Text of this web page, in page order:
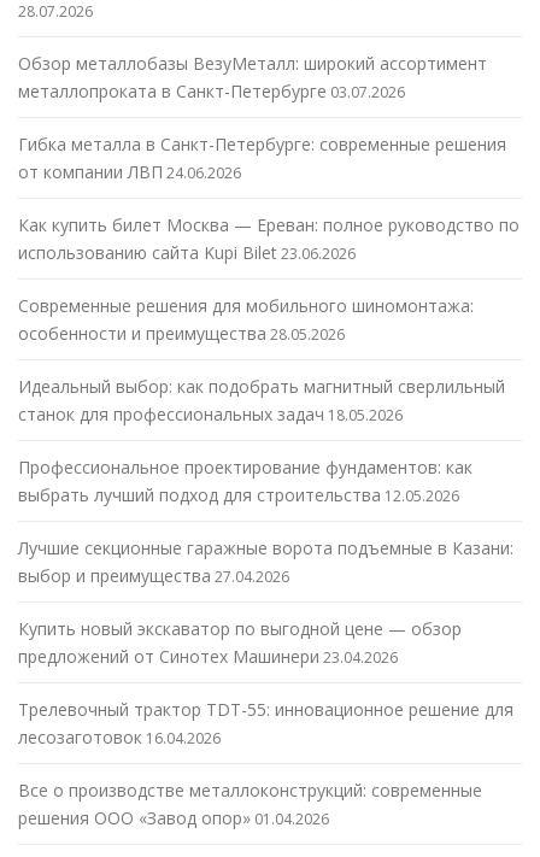
28.07.2026
Обзор металлобазы ВезуМеталл: широкий ассортимент
металлопроката в Санкт-Петербурге 03.07.2026
Гибка металла в Санкт-Петербурге: современные решения
от компании ЛВП 24.06.2026
Как купить билет Москва — Ереван: полное руководство по
использованию сайта Kupi Bilet23.06.2026
Современные решения для мобильного шиномонтажа:
особенности и преимущества 28.05.2026
Идеальный выбор: как подобрать магнитный сверлильный
станок для профессиональных задач 18.05.2026
Профессиональное проектирование фундаментов: как
выбрать лучший подход для строительства 12.05.2026
Лучшие секционные гаражные ворота подъемные в Казани:
выбор и преимущества 27.04.2026
Купить новый экскаватор по выгодной цене — обзор
предложений от Синотех Машинери 23.04.2026
Трелевочный трактор TDT-55: инновационное решение для
лесозаготовок 16.04.2026
Все о производстве металлоконструкций: современные
решения ООО «Завод опор» 01.04.2026